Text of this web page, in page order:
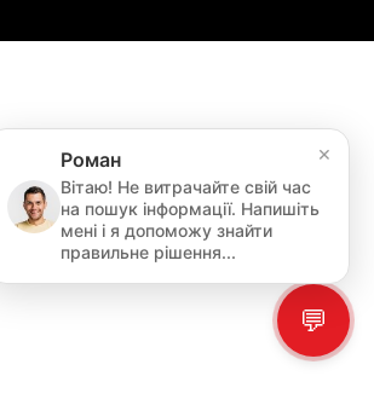
💬
Роман
Вітаю! Не витрачайте свій час
на пошук інформації. Напишіть
мені і я допоможу знайти
правильне рішення...
×